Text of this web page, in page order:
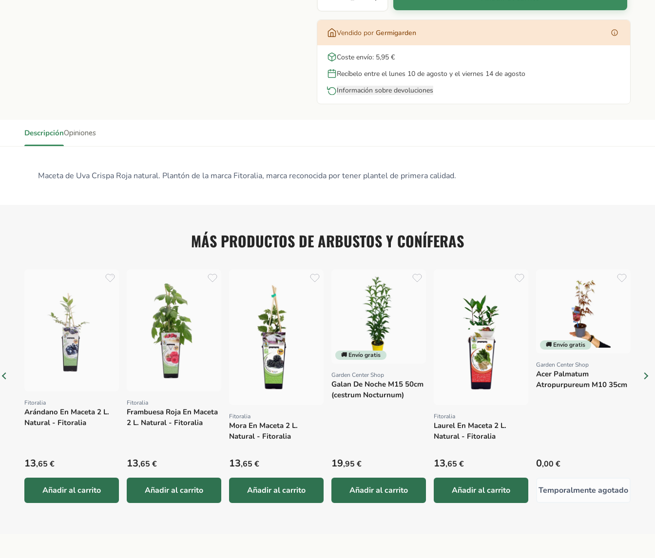
Vendido por Germigarden
Coste envío: 5,95 €
Recíbelo entre el lunes 10 de agosto y el viernes 14 de agosto
Información sobre devoluciones
DescripciónOpiniones
Maceta de Uva Crispa Roja natural. Plantón de la marca Fitoralia, marca reconocida por tener plantel de primera calidad.
MÁS PRODUCTOS DE ARBUSTOS Y CONÍFERAS
Proveedor:
Fitoralia
Arándano En Maceta 2 L.
Natural - Fitoralia
Precio habitual
13,65 €
Añadir al carrito
Proveedor:
Fitoralia
Frambuesa Roja En Maceta
2 L. Natural - Fitoralia
Precio habitual
13,65 €
Añadir al carrito
Proveedor:
Fitoralia
Mora En Maceta 2 L.
Natural - Fitoralia
Precio habitual
13,65 €
Añadir al carrito
🚚 Envío gratis
Proveedor:
Garden Center Shop
Galan De Noche M15 50cm
(cestrum Nocturnum)
Precio habitual
19,95 €
Añadir al carrito
Proveedor:
Fitoralia
Laurel En Maceta 2 L.
Natural - Fitoralia
Precio habitual
13,65 €
Añadir al carrito
🚚 Envío gratis
Proveedor:
Garden Center Shop
Acer Palmatum
Atropurpureum M10 35cm
Precio habitual
0,00 €
Temporalmente agotado